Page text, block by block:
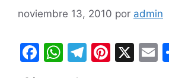
noviembre 13, 2010 por admin
F
W T
Pi X
E